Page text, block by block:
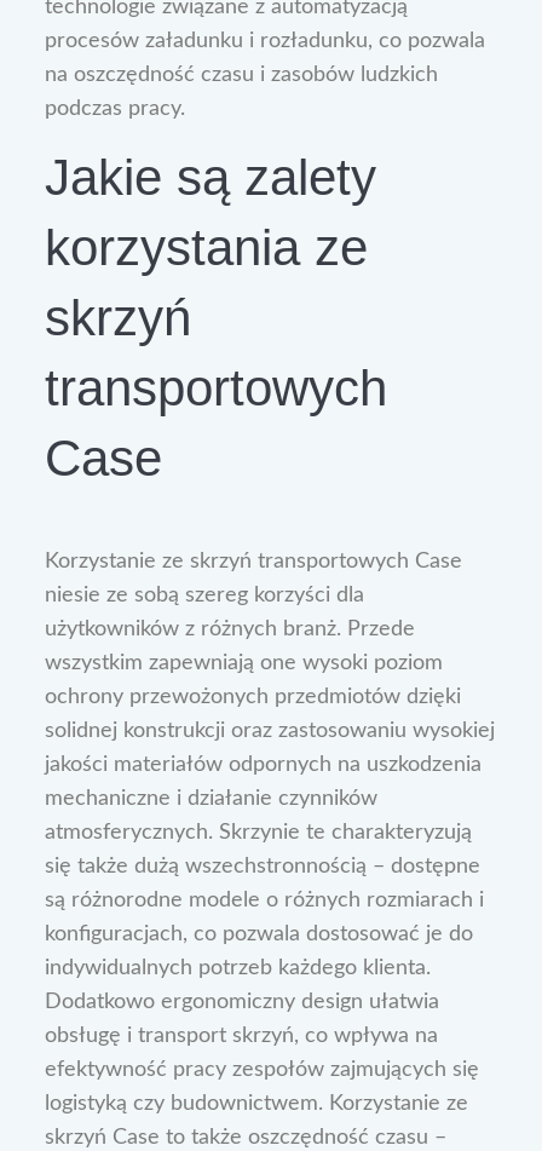
technologie związane z automatyzacją
procesów załadunku i rozładunku, co pozwala
na oszczędność czasu i zasobów ludzkich
podczas pracy.
Jakie są zalety
korzystania ze
skrzyń
transportowych
Case
Korzystanie ze skrzyń transportowych Case
niesie ze sobą szereg korzyści dla
użytkowników z różnych branż. Przede
wszystkim zapewniają one wysoki poziom
ochrony przewożonych przedmiotów dzięki
solidnej konstrukcji oraz zastosowaniu wysokiej
jakości materiałów odpornych na uszkodzenia
mechaniczne i działanie czynników
atmosferycznych. Skrzynie te charakteryzują
się także dużą wszechstronnością – dostępne
są różnorodne modele o różnych rozmiarach i
konfiguracjach, co pozwala dostosować je do
indywidualnych potrzeb każdego klienta.
Dodatkowo ergonomiczny design ułatwia
obsługę i transport skrzyń, co wpływa na
efektywność pracy zespołów zajmujących się
logistyką czy budownictwem. Korzystanie ze
skrzyń Case to także oszczędność czasu –